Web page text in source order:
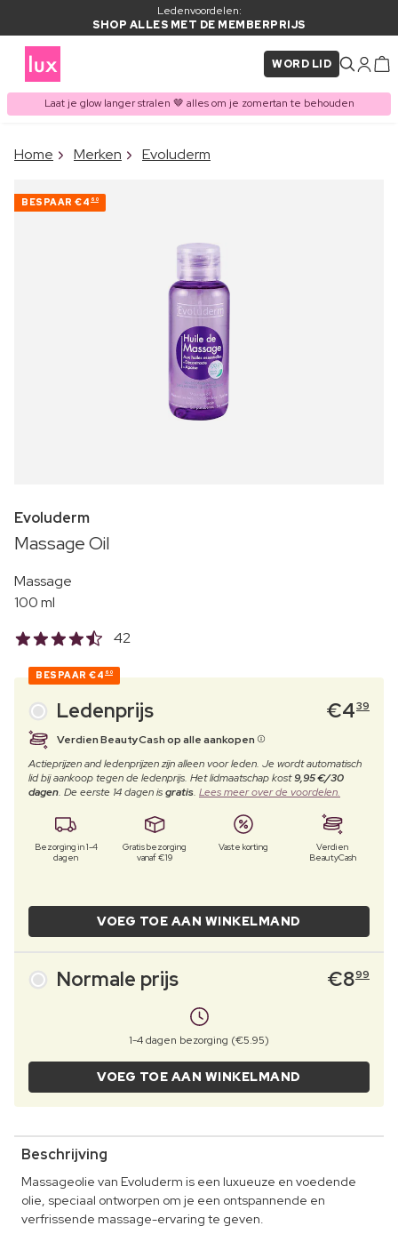
Ledenvoordelen:
SHOP ALLES MET DE MEMBERPRIJS
WORD LID
Laat je glow langer stralen 🤎 alles om je zomertan te behouden
ITEM TOEGEVOEGD AAN
Home Merken Evoluderm
BESPAAR €4 60
Evoluderm
Massage Oil
Massage
100 ml
42
BESPAAR €4 60
Ledenprijs €439
Verdien BeautyCash op alle aankopen
Actieprijzen and ledenprijzen zijn alleen voor leden. Je wordt automatisch
lid bij aankoop tegen de ledenprijs. Het lidmaatschap kost9,95 €/30
dagen. De eerste 14 dagen isgratis. Lees meer over de voordelen.
Bezorging in 1-4
dagen
Gratis bezorging
vanaf €19
Vaste korting
Verdien
BeautyCash
VOEG TOE AAN WINKELMAND
Normale prijs €899
1-4 dagen bezorging (€5.95)
VOEG TOE AAN WINKELMAND
Beschrijving
Massageolie van Evoluderm is een luxueuze en voedende
olie, speciaal ontworpen om je een ontspannende en
verfrissende massage-ervaring te geven.